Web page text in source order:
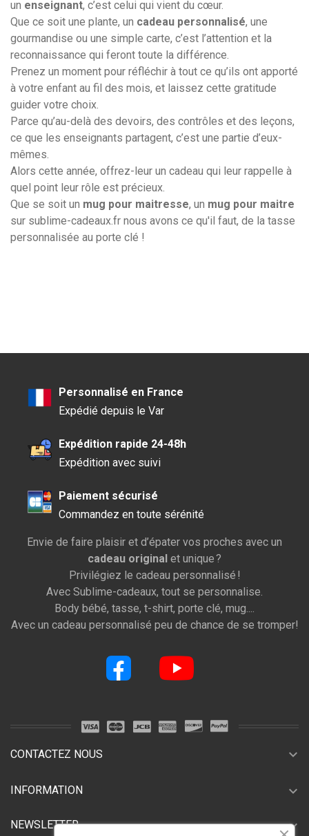
un enseignant, c’est celui qui vient du cœur.
Que ce soit une plante, un cadeau personnalisé, une
gourmandise ou une simple carte, c’est l’attention et la
reconnaissance qui feront toute la différence.
Prenez un moment pour réfléchir à tout ce qu’ils ont apporté
à votre enfant au fil des mois, et laissez cette gratitude
guider votre choix.
Parce qu’au-delà des devoirs, des contrôles et des leçons,
ce que les enseignants partagent, c’est une partie d’eux-
mêmes.
Alors cette année, offrez-leur un cadeau qui leur rappelle à
quel point leur rôle est précieux.
Que se soit un mug pour maitresse, un mug pour maitre
sur sublime-cadeaux.fr nous avons ce qu'il faut, de la tasse
personnalisée au porte clé !
Personnalisé en France
Expédié depuis le Var
Expédition rapide 24-48h
Expédition avec suivi
Paiement sécurisé
Commandez en toute sérénité
Envie de faire plaisir et d’épater vos proches avec un
cadeau original et unique ?
Privilégiez le cadeau personnalisé !
Avec Sublime-cadeaux, tout se personnalise.
Body bébé, tasse, t-shirt, porte clé, mug....
Avec un cadeau personnalisé peu de chance de se tromper!
CONTACTEZ NOUS expand_more
INFORMATION expand_more
NEWSLETTER expand_more